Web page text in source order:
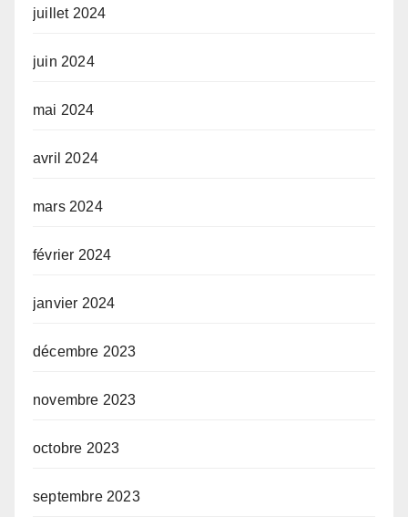
juillet 2024
juin 2024
mai 2024
avril 2024
mars 2024
février 2024
janvier 2024
décembre 2023
novembre 2023
octobre 2023
septembre 2023